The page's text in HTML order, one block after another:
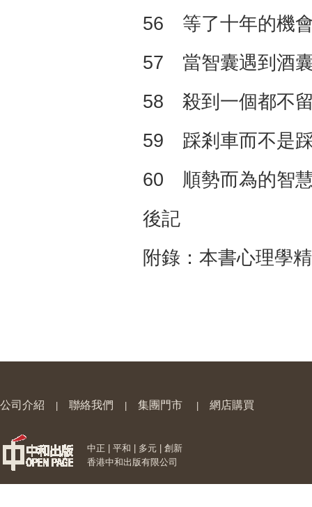
56 等了十年的機
57 當智囊遇到酒
58 殺到一個都不
59 踩剎車而不是
60 順勢而為的智
後記
附錄：本書心理學
公司介紹 聯絡我們 集團門市 網店購買
中正 | 平和 | 多元 | 創新
香港中和出版有限公司